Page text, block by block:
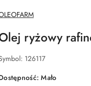
ryżowy
126117
Mało